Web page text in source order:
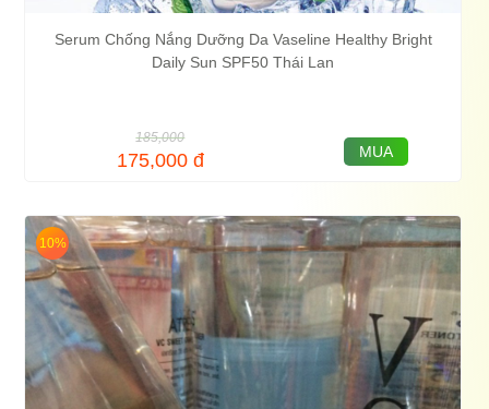
Serum Chống Nắng Dưỡng Da Vaseline Healthy Bright
Daily Sun SPF50 Thái Lan
185,000
175,000 đ MUA
10%